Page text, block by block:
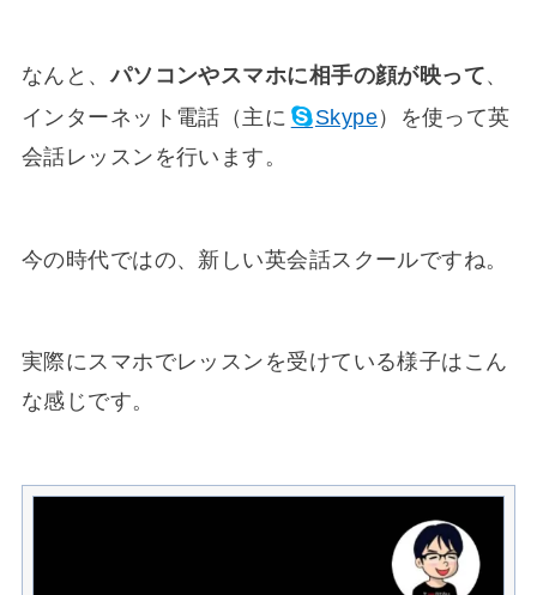
なんと、パソコンやスマホに相手の顔が映って、
インターネット電話（主に
Skype）を使って英
会話レッスンを行います。
今の時代ではの、新しい英会話スクールですね。
実際にスマホでレッスンを受けている様子はこん
な感じです。